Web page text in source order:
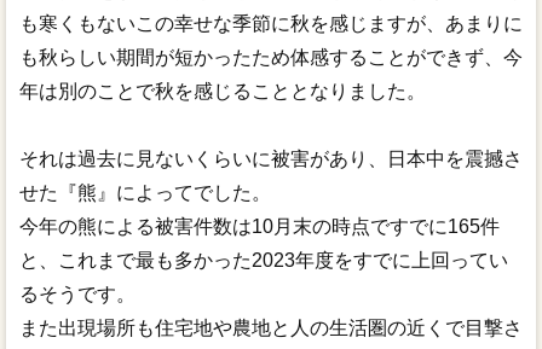
も寒くもないこの幸せな季節に秋を感じますが、あまりに
も秋らしい期間が短かったため体感することができず、今
年は別のことで秋を感じることとなりました。
それは過去に見ないくらいに被害があり、日本中を震撼さ
せた『熊』によってでした。
今年の熊による被害件数は10月末の時点ですでに165件
と、これまで最も多かった2023年度をすでに上回ってい
るそうです。
また出現場所も住宅地や農地と人の生活圏の近くで目撃さ